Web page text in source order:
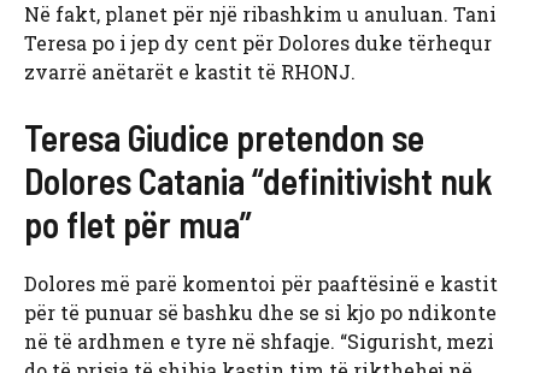
Në fakt, planet për një ribashkim u anuluan. Tani
Teresa po i jep dy cent për Dolores duke tërhequr
zvarrë anëtarët e kastit të RHONJ.
Teresa Giudice pretendon se
Dolores Catania “definitivisht nuk
po flet për mua”
Dolores më parë komentoi për paaftësinë e kastit
për të punuar së bashku dhe se si kjo po ndikonte
në të ardhmen e tyre në shfaqje. “Sigurisht, mezi